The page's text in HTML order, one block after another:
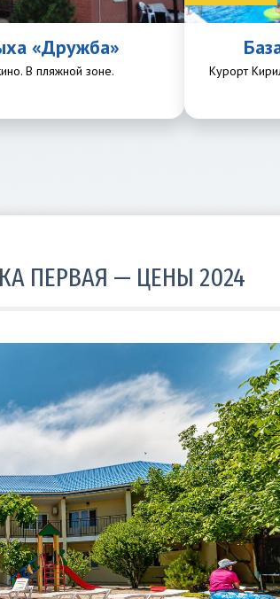
«Дружба»
В пляжной зоне. Курорт
ПЕРВАЯ — ЦЕНЫ 2024